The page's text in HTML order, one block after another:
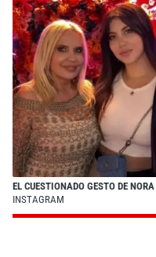
EL CUESTIONADO GESTO DE
INSTAGRAM